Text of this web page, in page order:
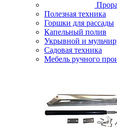
Полезная техника
Горшки для рассады
Капельный полив
Укрывной и
Садовая техника
Мебель ручного